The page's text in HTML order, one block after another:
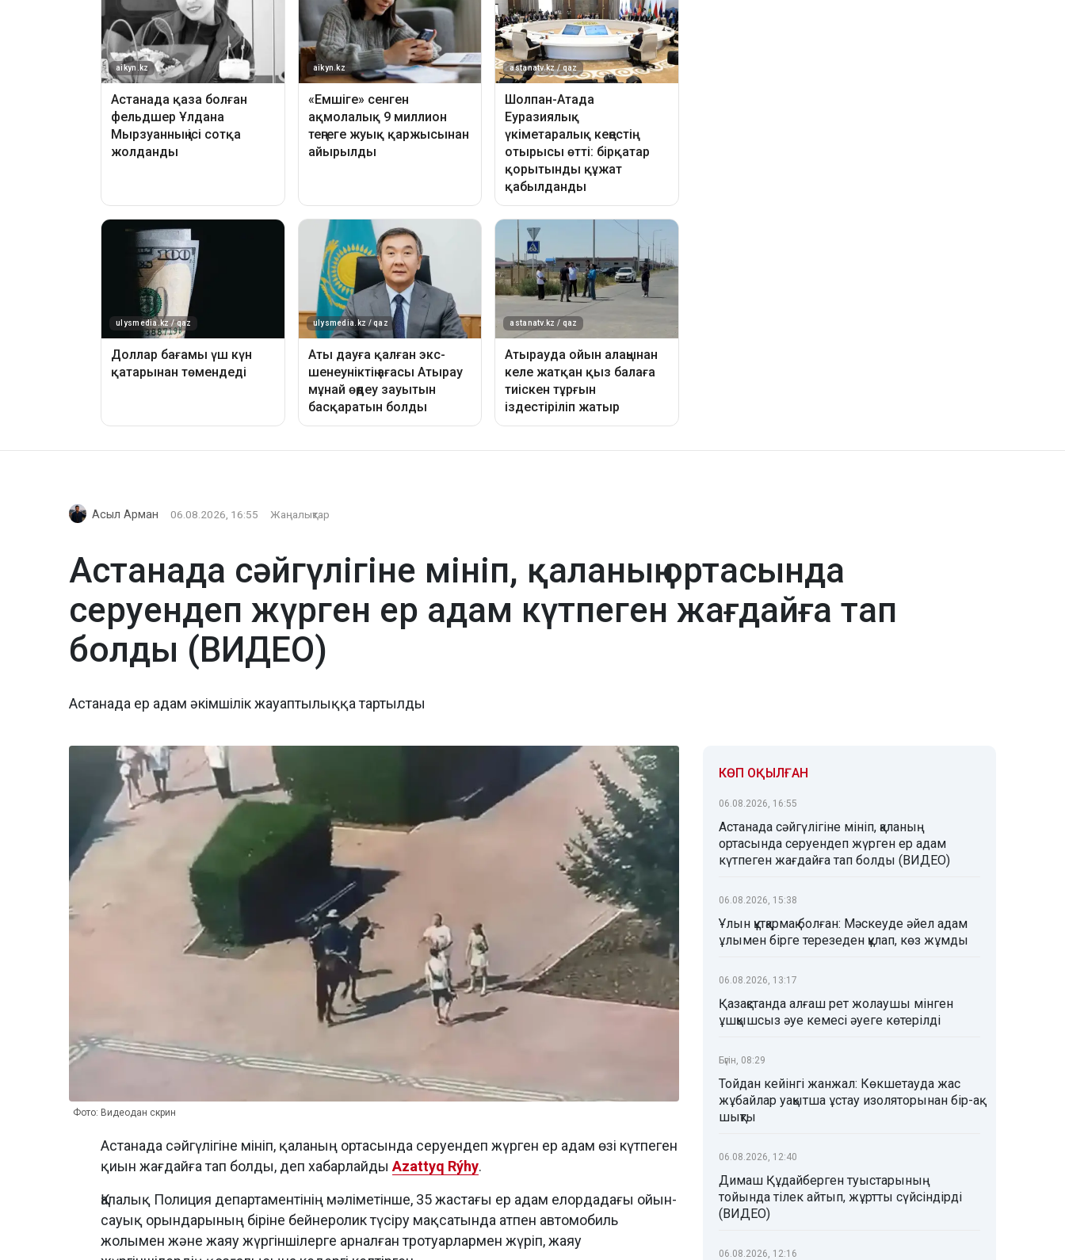
Асыл Арман 06.08.2026, 16:55 Жаңалықтар
Астанада сәйгүлігіне мініп, қаланың ортасында
серуендеп жүрген ер адам күтпеген жағдайға тап
болды (ВИДЕО)
Астанада ер адам әкімшілік жауаптылыққа тартылды
Фото: Видеодан скрин
Астанада сәйгүлігіне мініп, қаланың ортасында серуендеп жүрген ер адам өзі күтпеген
қиын жағдайға тап болды, деп хабарлайдыAzattyq Rýhy.
Қалалық Полиция департаментінің мәліметінше, 35 жастағы ер адам елордадағы ойын-
сауық орындарының біріне бейнеролик түсіру мақсатында атпен автомобиль
жолымен және жаяу жүргіншілерге арналған тротуарлармен жүріп, жаяу
КӨП ОҚЫЛҒАН
06.08.2026, 16:55
Астанада сәйгүлігіне мініп, қаланың
ортасында серуендеп жүрген ер адам
күтпеген жағдайға тап болды (ВИДЕО)
06.08.2026, 15:38
Ұлын құтқармақ болған: Мәскеуде әйел адам
ұлымен бірге терезеден құлап, көз жұмды
06.08.2026, 13:17
Қазақстанда алғаш рет жолаушы мінген
ұшқышсыз әуе кемесі әуеге көтерілді
Бүгін, 08:29
Тойдан кейінгі жанжал: Көкшетауда жас
жұбайлар уақытша ұстау изоляторынан бір-ақ
шықты
06.08.2026, 12:40
Димаш Құдайберген туыстарының
тойында тілек айтып, жұртты сүйсіндірді
(ВИДЕО)
06.08.2026, 12:16